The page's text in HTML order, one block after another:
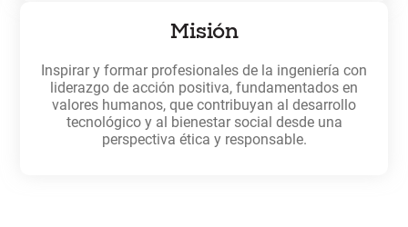
Misión
Inspirar y formar profesionales de la ingeniería con
liderazgo de acción positiva, fundamentados en
valores humanos, que contribuyan al desarrollo
tecnológico y al bienestar social desde una
perspectiva ética y responsable.